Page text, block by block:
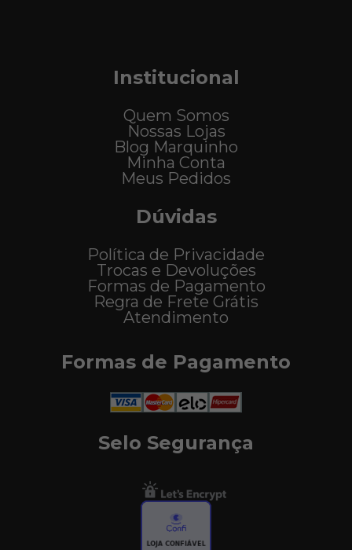
Institucional
Quem Somos
Nossas Lojas
Blog Marquinho
Minha Conta
Meus Pedidos
Dúvidas
Política de Privacidade
Trocas e Devoluções
Formas de Pagamento
Regra de Frete Grátis
Atendimento
Formas de Pagamento
Selo Segurança